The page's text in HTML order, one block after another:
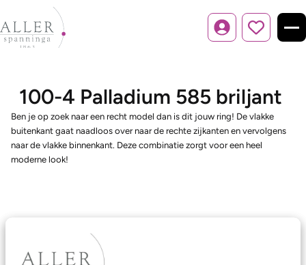
Inloggen
100-4 Palladium 585 briljant
Ben je op zoek naar een recht model dan is dit jouw ring! De vlakke
buitenkant gaat naadloos over naar de rechte zijkanten en vervolgens
naar de vlakke binnenkant. Deze combinatie zorgt voor een heel
moderne look!